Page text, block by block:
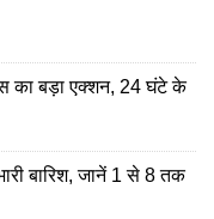
का बड़ा एक्शन, 24 घंटे के
बारिश, जानें 1 से 8 तक